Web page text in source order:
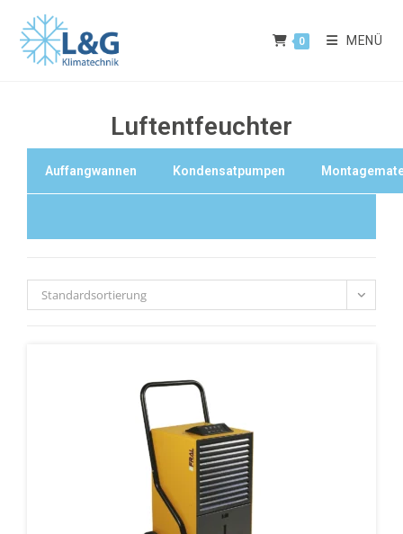
0 MENÜ
Luftentfeuchter
Auffangwannen Kondensatpumpen
Standardsortierung